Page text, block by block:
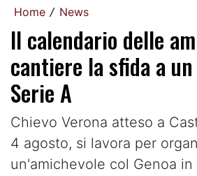
Home / News
Il calendario delle
cantiere la sfida a
Serie A
Chievo Verona atteso a
4 agosto, si lavora per
un'amichevole col Genoa